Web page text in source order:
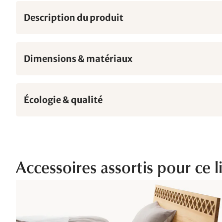
Description du produit
Dimensions & matériaux
Écologie & qualité
Accessoires assortis pour ce